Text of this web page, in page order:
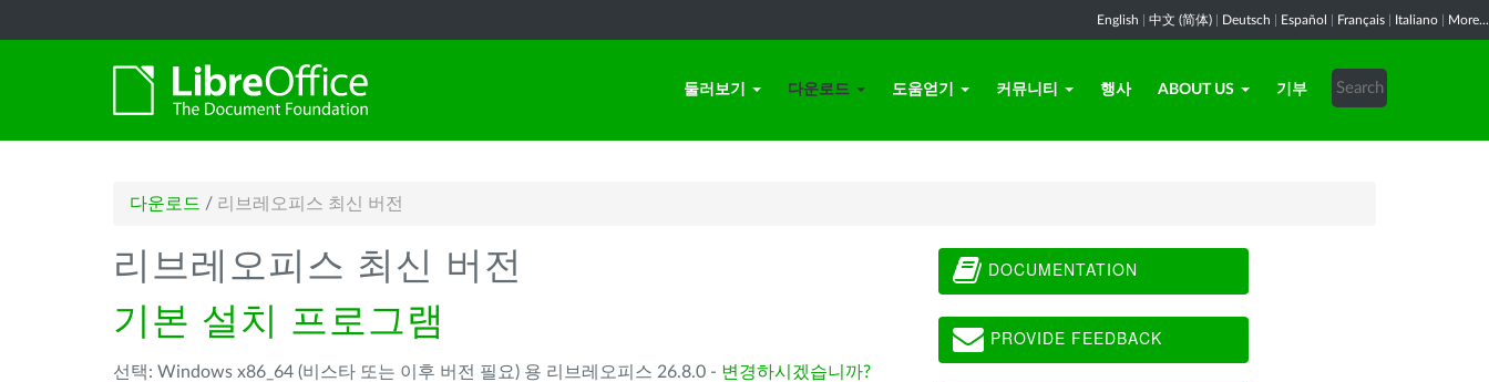
English 中文 (简体) Deutsch Español Français Italiano More...
둘러보기 다운로드 도움얻기 커뮤니티 행사 ABOUT US 기부
다운로드 / 리브레오피스 최신 버전
리브레오피스 최신 버전
기본 설치 프로그램
선택: Windows x86_64 (비스타 또는 이후 버전 필요) 용 리브레오피스 26.8.0 - 변경하시겠습니까?
DOCUMENTATION
PROVIDE FEEDBACK